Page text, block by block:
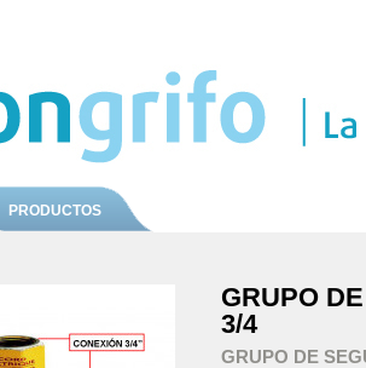
PRODUCTOS
GRUPO
3/4
GRUPO DE